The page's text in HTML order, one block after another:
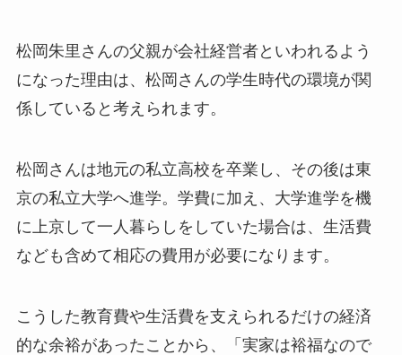
松岡朱里さんの父親が会社経営者といわれるよう
になった理由は、松岡さんの学生時代の環境が関
係していると考えられます。
松岡さんは地元の私立高校を卒業し、その後は東
京の私立大学へ進学。学費に加え、大学進学を機
に上京して一人暮らしをしていた場合は、生活費
なども含めて相応の費用が必要になります。
こうした教育費や生活費を支えられるだけの経済
的な余裕があったことから、「実家は裕福なので